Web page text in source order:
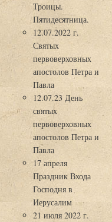
Троицы.
Пятидесятница.
12.07.2022 г.
Святых
первоверховных
апостолов Петра и
Павла
12.07.23 День
святых
первоверховных
апостолов Петра и
Павла
17 апреля
Праздник Входа
Господня в
Иерусалим
21 июля 2022 г.